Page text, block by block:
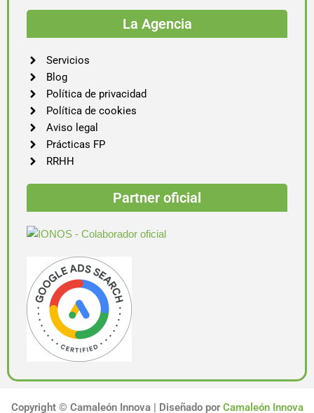
La Agencia
Servicios
Blog
Política de privacidad
Política de cookies
Aviso legal
Prácticas FP
RRHH
Partner oficial
Copyright © Camaleón Innova | Diseñado porCamaleón Innova